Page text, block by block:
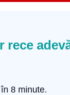
rece
8 minute.